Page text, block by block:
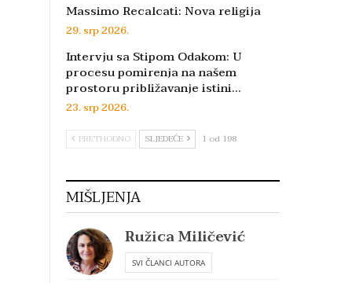
Massimo Recalcati: Nova religija
29. srp 2026.
Intervju sa Stipom Odakom: U
procesu pomirenja na našem
prostoru približavanje istini…
23. srp 2026.
PRETHODNO SLJEDEĆE 1 od 198
MIŠLJENJA
Ružica Miličević
SVI ČLANCI AUTORA